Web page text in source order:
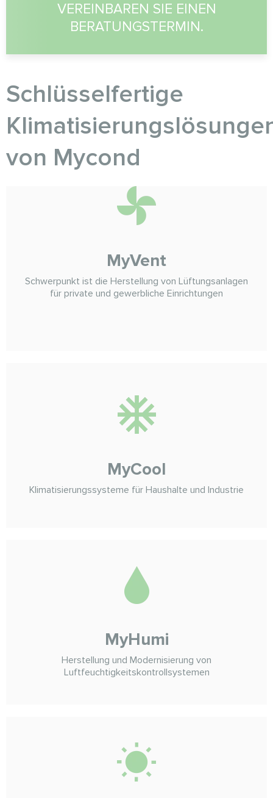
VEREINBAREN SIE EINEN
BERATUNGSTERMIN.
Schlüsselfertige
von Myсond
MyVent
Schwerpunkt ist die Herstellung von Lüftungsanlagen
für private und gewerbliche Einrichtungen
MyCool
Klimatisierungssysteme für Haushalte und Industrie
MyHumi
Herstellung und Modernisierung von
Luftfeuchtigkeitskontrollsystemen